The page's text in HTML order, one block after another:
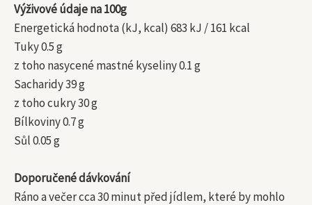
Výživové údaje na 100g
Energetická hodnota (kJ, kcal) 683 kJ / 161 kcal
Tuky 0.5 g
z toho nasycené mastné kyseliny 0.1 g
Sacharidy 39 g
z toho cukry 30 g
Bílkoviny 0.7 g
Sůl 0.05 g
Doporučené dávkování
Ráno a večer cca 30 minut před jídlem, které by mohlo